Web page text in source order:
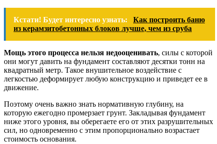
Кстати! Будет интересно узнать:
Как построить баню
из керамзитобетонных блоков лучше, чем из сруба
Мощь этого процесса нельзя недооценивать, силы с которой
они могут давить на фундамент составляют десятки тонн на
квадратный метр. Такое внушительное воздействие с
легкостью деформирует любую конструкцию и приведет ее в
движение.
Поэтому очень важно знать нормативную глубину, на
которую ежегодно промерзает грунт. Закладывая фундамент
ниже этого уровня, вы оберегаете его от этих разрушительных
сил, но одновременно с этим пропорционально возрастает
стоимость основания.